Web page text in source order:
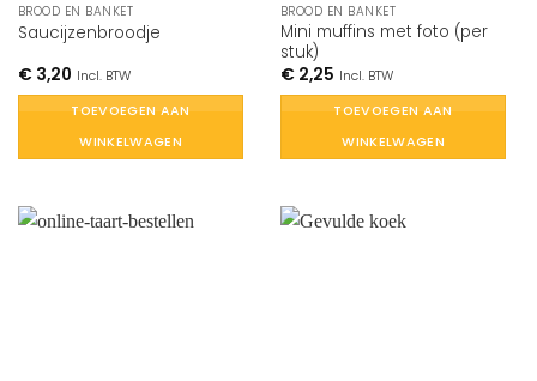
BROOD EN BANKET
Saucijzenbroodje
€3,20 Incl. BTW
TOEVOEGEN AAN
WINKELWAGEN
BROOD EN BANKET
Mini muffins met foto (per
stuk)
€2,25 Incl. BTW
TOEVOEGEN AAN
WINKELWAGEN